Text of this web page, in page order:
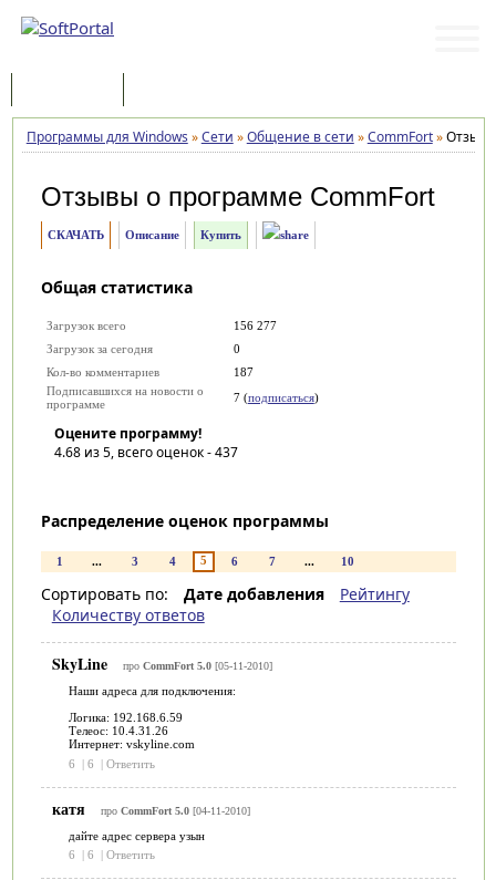
Программы для Windows »Сети »Общение в сети »CommFort»Отзывы
Отзывы о программе CommFort
СКАЧАТЬ Описание Купить
Общая статистика
Загрузок всего
156 277
Загрузок за сегодня
0
Кол-во комментариев
187
Подписавшихся на новости о
программе
7 (подписаться)
Оцените программу!
4.68из 5, всего оценок -437
Распределение оценок программы
1 ... 3 4 5 6 7 ... 10
Сортировать по: Дате добавления
Рейтингу
Количеству ответов
SkyLine про CommFort 5.0[05-11-2010]
Наши адреса для подключения:
Логика: 192.168.6.59
Телеос: 10.4.31.26
Интернет: vskyline.com
6
| 6 | Ответить
катя про CommFort 5.0[04-11-2010]
дайте адрес сервера узын
6
| 6 | Ответить